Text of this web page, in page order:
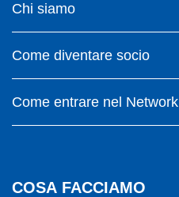
Chi siamo
Come diventare socio
Come entrare nel Network
COSA FACCIAMO